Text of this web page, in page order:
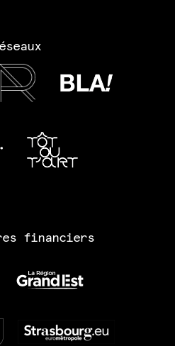
financiers